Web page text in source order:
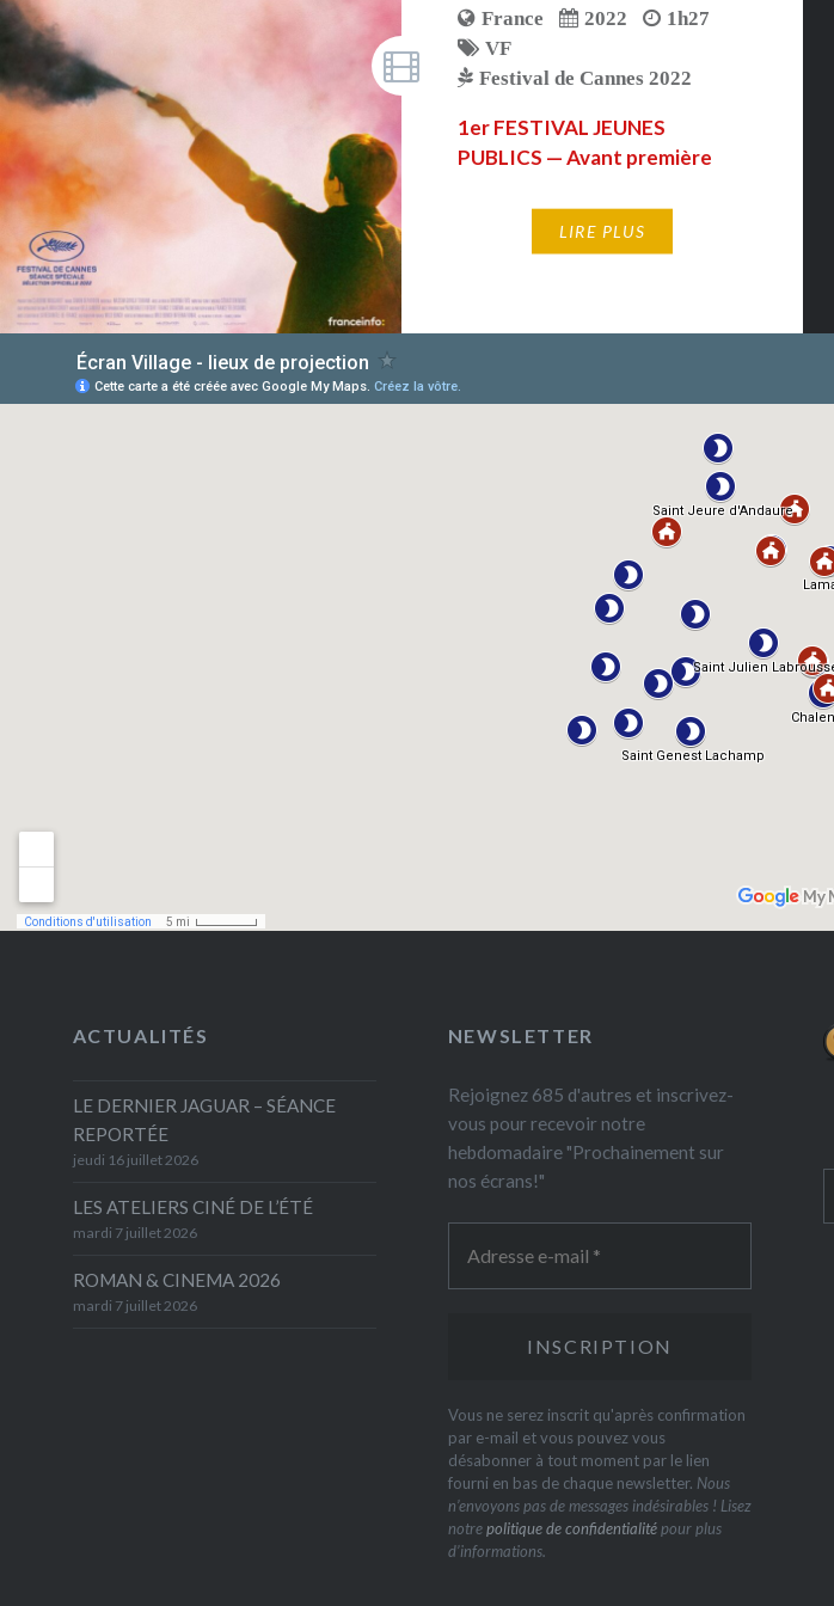
France 2022
1h27
VF
Festival de Cannes 2022
1er FESTIVAL JEUNES
PUBLICS — Avant première
LIRE PLUS
ACTUALITÉS
LE DERNIER JAGUAR – SÉANCE
REPORTÉE
jeudi 16 juillet 2026
LES ATELIERS CINÉ DE L’ÉTÉ
mardi 7 juillet 2026
ROMAN & CINEMA 2026
mardi 7 juillet 2026
NEWSLETTER
Rejoignez 685 d'autres et inscrivez-
vous pour recevoir notre
hebdomadaire "Prochainement sur
nos écrans!"
Vous ne serez inscrit qu'après confirmation
par e-mail et vous pouvez vous
désabonner à tout moment par le lien
fourni en bas de chaque newsletter. Nous
n’envoyons pas de messages indésirables ! Lisez
notrepolitique de confidentialitépour plus
d’informations.